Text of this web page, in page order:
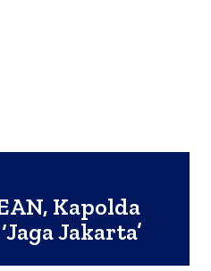
Kapolda
Jakarta’